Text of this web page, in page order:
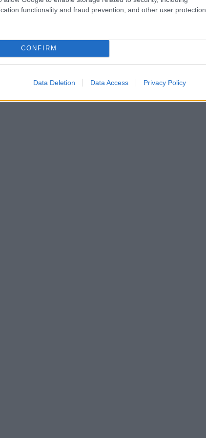
functionality and fraud prevention, and other user protection.
CONFIRM
Data Deletion Data Access Privacy Policy